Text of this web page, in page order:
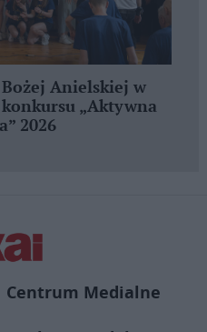
Anielskiej w
„Aktywna
2026
Centrum Medialne